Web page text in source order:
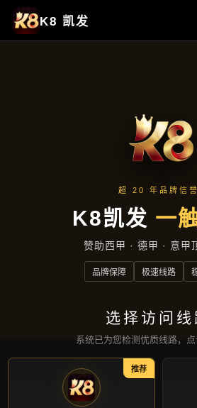
落地项目
首页 落地项目